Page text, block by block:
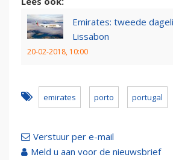
Emirates: tweede
Lissabon
20-02-2018, 10:00
emirates porto portugal
Verstuur per e-mail
Meld u aan voor de nieuwsbrief